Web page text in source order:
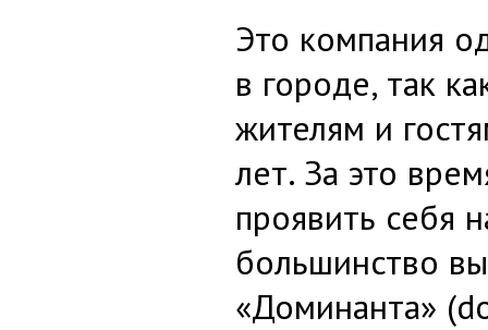
Это компания
в городе, так
жителям и
лет. За это
проявить себя
большинство
«Доминанта»